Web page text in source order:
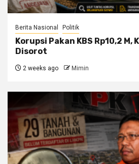
Berita Nasional Politik
Korupsi Pakan KBS Rp10,2 M,
Disorot
2 weeks ago Mimin